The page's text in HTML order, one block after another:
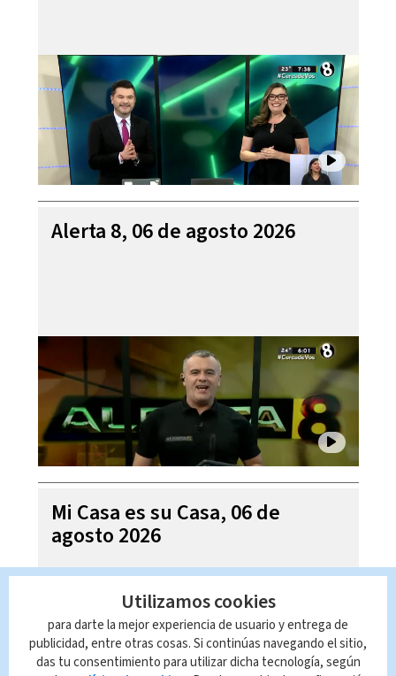
Alerta 8, 06 de agosto 2026
Mi Casa es su Casa, 06 de
agosto 2026
Utilizamos cookies
para darte la mejor experiencia de usuario y entrega de
publicidad, entre otras cosas. Si continúas navegando el sitio,
das tu consentimiento para utilizar dicha tecnología, según